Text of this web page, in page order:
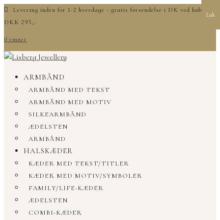
Levering inden for 1-2 hverdage - gratis forsendelse i DK ved køb over
DKK 295,-
0 emner
ARMBÅND
ARMBÅND MED TEKST
ARMBÅND MED MOTIV
SILKEARMBÅND
ÆDELSTEN
ARMBÅND
HALSKÆDER
KÆDER MED TEKST/TITLER
KÆDER MED MOTIV/SYMBOLER
FAMILY/LIFE-KÆDER
ÆDELSTEN
COMBI-KÆDER
Luk